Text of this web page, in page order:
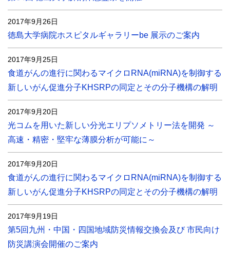
2017年9月26日
徳島大学病院ホスピタルギャラリーbe 展示のご案内
2017年9月25日
食道がんの進行に関わるマイクロRNA(miRNA)を制御する
新しいがん促進分子KHSRPの同定とその分子機構の解明
2017年9月20日
光コムを用いた新しい分光エリプソメトリー法を開発 ～
高速・精密・堅牢な薄膜分析が可能に～
2017年9月20日
食道がんの進行に関わるマイクロRNA(miRNA)を制御する
新しいがん促進分子KHSRPの同定とその分子機構の解明
2017年9月19日
第5回九州・中国・四国地域防災情報交換会及び 市民向け
防災講演会開催のご案内